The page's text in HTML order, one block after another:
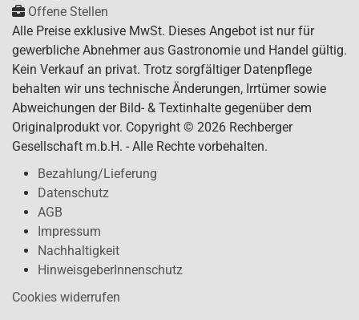
Offene Stellen
Alle Preise exklusive MwSt. Dieses Angebot ist nur für
gewerbliche Abnehmer aus Gastronomie und Handel gültig.
Kein Verkauf an privat. Trotz sorgfältiger Datenpflege
behalten wir uns technische Änderungen, Irrtümer sowie
Abweichungen der Bild- & Textinhalte gegenüber dem
Originalprodukt vor. Copyright © 2026 Rechberger
Gesellschaft m.b.H. - Alle Rechte vorbehalten.
Bezahlung/Lieferung
Datenschutz
AGB
Impressum
Nachhaltigkeit
HinweisgeberInnenschutz
Cookies widerrufen